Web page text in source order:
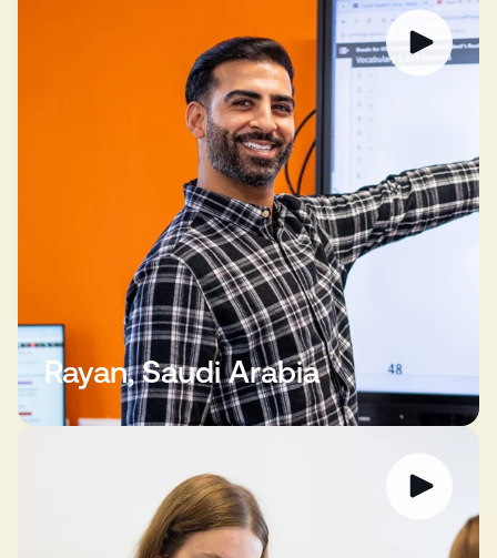
Rayan, Saudi Arabia